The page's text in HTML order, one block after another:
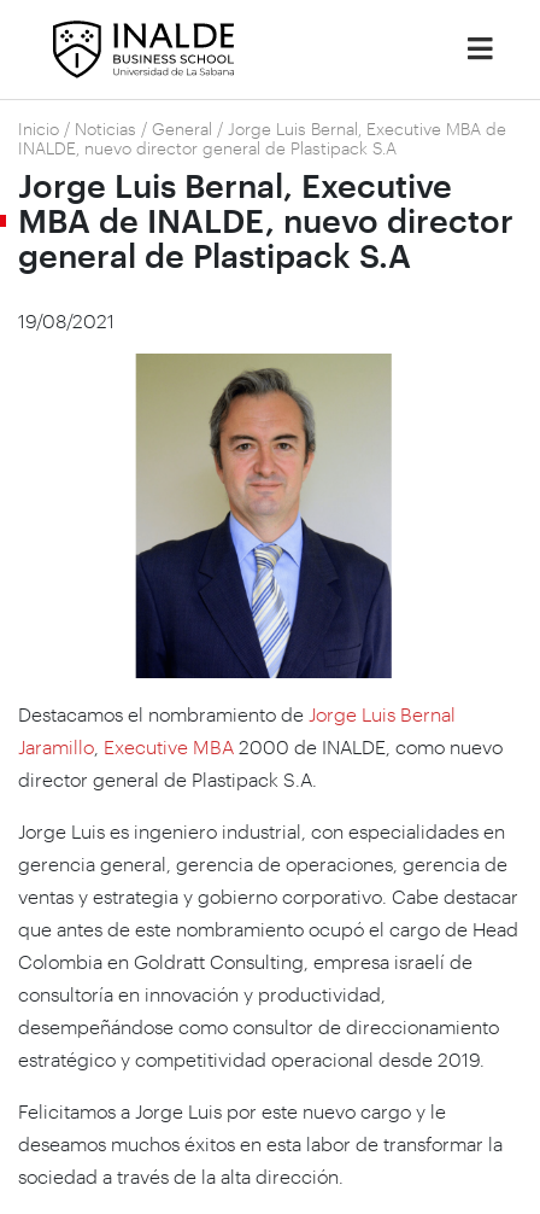
Inicio / Noticias / General / Jorge Luis Bernal, Executive MBA de
INALDE, nuevo director general de Plastipack S.A
Jorge Luis Bernal, Executive
MBA de INALDE, nuevo director
general de Plastipack S.A
19/08/2021
Destacamos el nombramiento de Jorge Luis Bernal
Jaramillo Executive MBA 2000 de INALDE, como nuevo
director general de Plastipack S.A.
Jorge Luis es ingeniero industrial, con especialidades en
gerencia general, gerencia de operaciones, gerencia de
ventas y estrategia y gobierno corporativo. Cabe destacar
que antes de este nombramiento ocupó el cargo de Head
Colombia en Goldratt Consulting, empresa israelí de
consultoría en innovación y productividad,
desempeñándose como consultor de direccionamiento
estratégico y competitividad operacional desde 2019.
Felicitamos a Jorge Luis por este nuevo cargo y le
deseamos muchos éxitos en esta labor de transformar la
sociedad a través de la alta dirección.